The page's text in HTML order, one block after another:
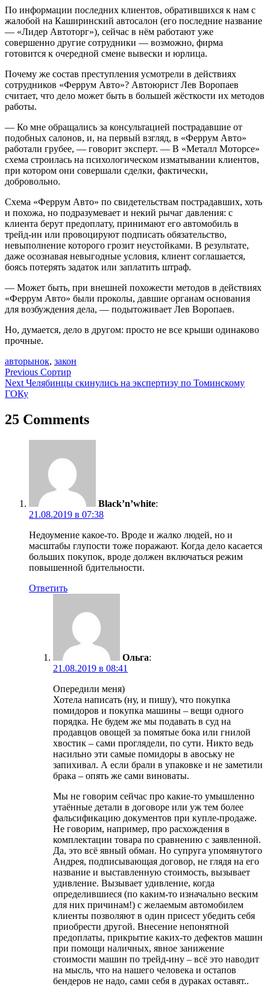
По информации последних клиентов, обратившихся к нам с
жалобой на Каширинский автосалон (его последние название
— «Лидер Автоторг»), сейчас в нём работают уже
совершенно другие сотрудники — возможно, фирма
готовится к очередной смене вывески и юрлица.
Почему же состав преступления усмотрели в действиях
сотрудников «Феррум Авто»? Автоюрист Лев Воропаев
считает, что дело может быть в большей жёсткости их методов
работы.
— Ко мне обращались за консультацией пострадавшие от
подобных салонов, и, на первый взгляд, в «Феррум Авто»
работали грубее, — говорит эксперт. — В «Металл Моторсе»
схема строилась на психологическом изматывании клиентов,
при котором они совершали сделки, фактически,
добровольно.
Схема «Феррум Авто» по свидетельствам пострадавших, хоть
и похожа, но подразумевает и некий рычаг давления: с
клиента берут предоплату, принимают его автомобиль в
трейд-ин или провоцируют подписать обязательство,
невыполнение которого грозит неустойками. В результате,
даже осознавая невыгодные условия, клиент соглашается,
боясь потерять задаток или заплатить штраф.
— Может быть, при внешней похожести методов в действиях
«Феррум Авто» были проколы, давшие органам основания
для возбуждения дела, — подытоживает Лев Воропаев.
Но, думается, дело в другом: просто не все крыши одинаково
прочные.
авторынок, закон
Навигация
по
Previous Сортир
Next Челябинцы скинулись на экспертизу по Томинскому
ГОКу
25 Comments
Black’n’white:
21.08.2019 в 07:38
Недоумение какое-то. Вроде и жалко людей, но и
масштабы глупости тоже поражают. Когда дело касается
больших покупок, вроде должен включаться режим
повышенной бдительности.
Ответить
Ольга:
21.08.2019 в 08:41
Опередили меня)
Хотела написать (ну, и пишу), что покупка
помидоров и покупка машины – вещи одного
порядка. Не будем же мы подавать в суд на
продавцов овощей за помятые бока или гнилой
хвостик – сами проглядели, по сути. Никто ведь
насильно эти самые помидоры в авоську не
запихивал. А если брали в упаковке и не заметили
брака – опять же сами виноваты.
Мы не говорим сейчас про какие-то умышленно
утаённые детали в договоре или уж тем более
фальсификацию документов при купле-продаже.
Не говорим, например, про расхождения в
комплектации товара по сравнению с заявленной.
Да, это всё явный обман. Но супруга упомянутого
Андрея, подписывающая договор, не глядя на его
название и выставленную стоимость, вызывает
удивление. Вызывает удивление, когда
определившиеся (по каким-то изначально веским
для них причинам!) с желаемым автомобилем
клиенты позволяют в один присест убедить себя
приобрести другой. Внесение непонятной
предоплаты, прикрытие каких-то дефектов машин
при помощи наличных, явное занижение
стоимости машин по трейд-ину – всё это наводит
на мысль, что на нашего человека и остапов
бендеров не надо, сами себя в дураках оставят..